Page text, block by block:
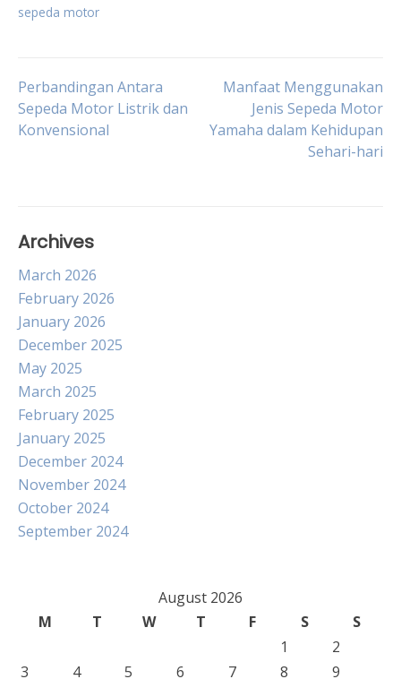
sepeda motor
Post
navigation
Perbandingan Antara
Sepeda Motor Listrik dan
Konvensional
Manfaat Menggunakan
Jenis Sepeda Motor
Yamaha dalam Kehidupan
Sehari-hari
Archives
March 2026
February 2026
January 2026
December 2025
May 2025
March 2025
February 2025
January 2025
December 2024
November 2024
October 2024
September 2024
August 2026
M
T W T F S
S
1
2
3
4 5 6 7 8 9